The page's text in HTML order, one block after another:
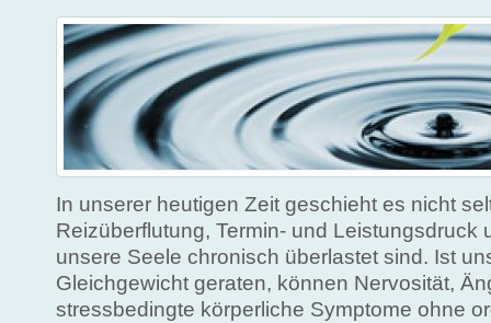
In unserer heutigen Zeit geschieht es nicht
Reizüberflutung, Termin- und Leistungsdruck
unsere Seele chronisch überlastet sind. Ist
Gleichgewicht geraten, können Nervosität,
stressbedingte körperliche Symptome ohne